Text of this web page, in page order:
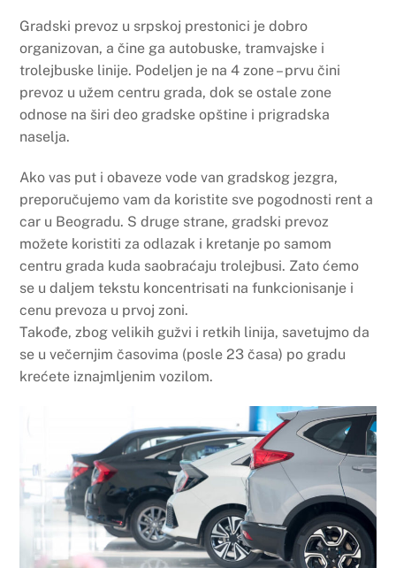
Gradski prevoz u srpskoj prestonici je dobro
organizovan, a čine ga autobuske, tramvajske i
trolejbuske linije. Podeljen je na 4 zone – prvu čini
prevoz u užem centru grada, dok se ostale zone
odnose na širi deo gradske opštine i prigradska
naselja.
Ako vas put i obaveze vode van gradskog jezgra,
preporučujemo vam da koristite sve pogodnosti rent a
car u Beogradu. S druge strane, gradski prevoz
možete koristiti za odlazak i kretanje po samom
centru grada kuda saobraćaju trolejbusi. Zato ćemo
se u daljem tekstu koncentrisati na funkcionisanje i
cenu prevoza u prvoj zoni.
Takođe, zbog velikih gužvi i retkih linija, savetujmo da
se u večernjim časovima (posle 23 časa) po gradu
krećete iznajmljenim vozilom.